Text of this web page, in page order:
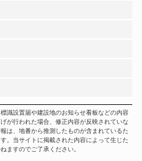
識設置届や建設地のお知らせ看板などの内容
が行われた場合、修正内容が反映されていな
は、地番から推測したものが含まれているた
。当サイトに掲載された内容によって生じた
ますのでご了承ください。